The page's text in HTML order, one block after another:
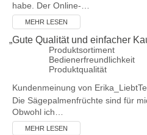
habe. Der Online-…
MEHR LESEN
„Gute Qualität und einfacher
Produktsortiment
Bedienerfreundlichkeit
Produktqualität
Kundenmeinung von
Die Sägepalmenfrüchte sind für
Obwohl ich…
MEHR LESEN